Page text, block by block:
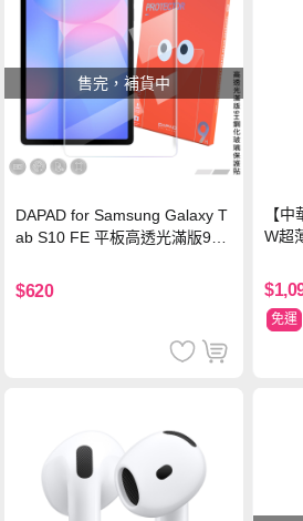
售完，補貨中
DAPAD for Samsung Galaxy T
ab S10 FE 平板高透光滿版9H
$620
【
W超
免運